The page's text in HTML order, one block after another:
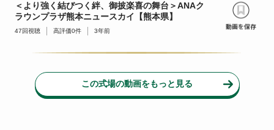
＜より強く結びつく絆、御披楽喜の舞台＞ANAク
ラウンプラザ熊本ニュースカイ【熊本県】
47 回視聴 高評価0件 3年前
この式場の動画をもっと見る